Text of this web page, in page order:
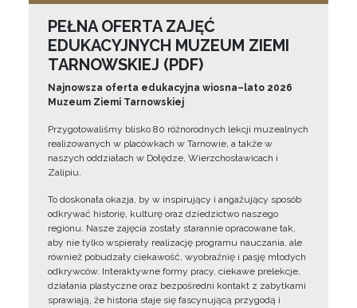
PEŁNA OFERTA ZAJĘĆ
EDUKACYJNYCH MUZEUM ZIEMI
TARNOWSKIEJ (PDF)
Najnowsza oferta edukacyjna wiosna–lato 2026
Muzeum Ziemi Tarnowskiej
Przygotowaliśmy blisko 80 różnorodnych lekcji muzealnych
realizowanych w placówkach w Tarnowie, a także w
naszych oddziałach w Dołędze, Wierzchosławicach i
Zalipiu.
To doskonała okazja, by w inspirujący i angażujący sposób
odkrywać historię, kulturę oraz dziedzictwo naszego
regionu. Nasze zajęcia zostały starannie opracowane tak,
aby nie tylko wspierały realizację programu nauczania, ale
również pobudzały ciekawość, wyobraźnię i pasję młodych
odkrywców. Interaktywne formy pracy, ciekawe prelekcje,
działania plastyczne oraz bezpośredni kontakt z zabytkami
sprawiają, że historia staje się fascynującą przygodą i